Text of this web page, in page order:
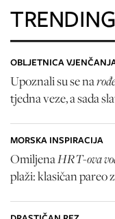
TRENDING
OBLJETNICA
Upoznali su se na
tjedna veze, a sada
MORSKA INSPIRACIJA
OmiljenaHRT-ova
plaži: klasičan pareo